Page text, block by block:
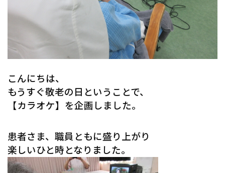
こんにちは、
もうすぐ敬老の日ということで、
【カラオケ】を企画しました。
患者さま、職員ともに盛り上がり
楽しいひと時となりました。